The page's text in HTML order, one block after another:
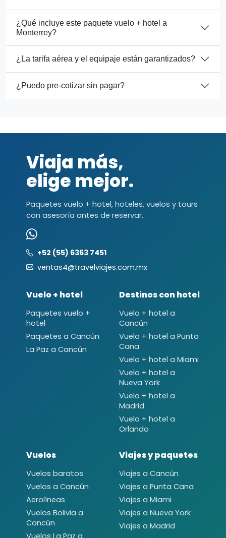
¿Qué incluye este paquete vuelo + hotel a
Monterrey?
¿La tarifa aérea y el equipaje están garantizados?
¿Puedo pre-cotizar sin pagar?
Viaja más,
elige mejor.
Paquetes vuelo + hotel, hoteles, vuelos y tours
con asesoría antes de reservar.
+52 (55) 6363 7451
ventas4@travelviajes.com.mx
Vuelo + hotel
Paquetes vuelo +
hotel
Paquetes a Cancún
La Paz a Cancún
Destinos con hotel
Vuelo + hotel a
Cancún
Vuelo + hotel a Punta
Cana
Vuelo + hotel a Miami
Vuelo + hotel a
Nueva York
Vuelo + hotel a
Madrid
Vuelo + hotel a
Orlando
Vuelos
Vuelos baratos
Vuelos a Cancún
Aerolíneas
Vuelos Bolivia a
Cancún
Vuelos La Paz a
Viajes y paquetes
Viajes a Cancún
Viajes a Punta Cana
Viajes a Miami
Viajes a Nueva York
Viajes a Madrid